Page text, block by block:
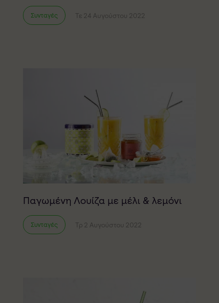
Συνταγές Τε 24 Αυγούστου 2022
Παγωμένη Λουίζα με μέλι & λεμόνι
Συνταγές Τρ 2 Αυγούστου 2022